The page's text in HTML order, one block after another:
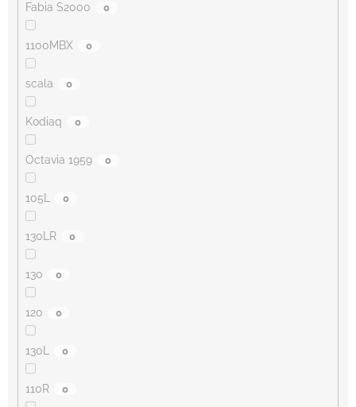
Fabia S2000 0
1100MBX 0
scala 0
Kodiaq 0
Octavia 1959 0
105L 0
130LR 0
130 0
120 0
130L 0
110R 0